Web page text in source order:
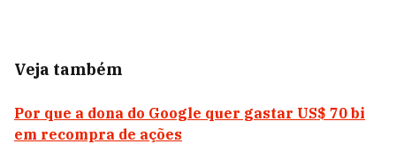
Veja também
Por que a dona do Google quer gastar US$ 70 bi
em recompra de ações